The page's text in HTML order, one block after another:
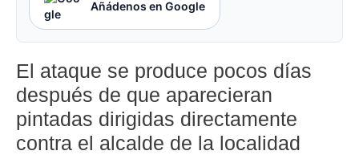
Añádenos en Google
El ataque se produce pocos días
después de que aparecieran
pintadas dirigidas directamente
contra el alcalde de la localidad